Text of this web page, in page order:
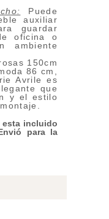
Puede
auxiliar
guardar
oficina o
ambiente
150cm
86 cm,
Avrile es
que
y el estilo
incluido
para la